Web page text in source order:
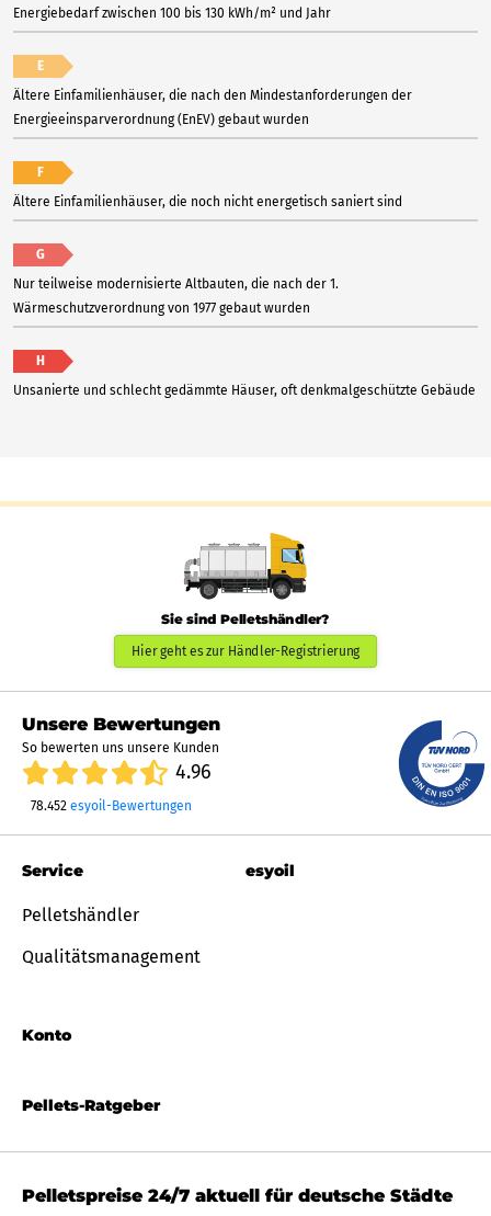
Energiebedarf zwischen 100 bis 130 kWh/m² und Jahr
E
Ältere Einfamilienhäuser, die nach den Mindestanforderungen der
Energieeinsparverordnung (EnEV) gebaut wurden
F
Ältere Einfamilienhäuser, die noch nicht energetisch saniert sind
G
Nur teilweise modernisierte Altbauten, die nach der 1.
Wärmeschutzverordnung von 1977 gebaut wurden
H
Unsanierte und schlecht gedämmte Häuser, oft denkmalgeschützte Gebäude
Sie sind Pelletshändler?
Hier geht es zur Händler-Registrierung
Unsere Bewertungen
So bewerten uns unsere Kunden
4.96
78.452 esyoil-Bewertungen
Pellets-Ratgeber
Service
Pelletshändler
Qualitätsmanagement
Konto
esyoil
Pelletspreise 24/7 aktuell für deutsche Städte